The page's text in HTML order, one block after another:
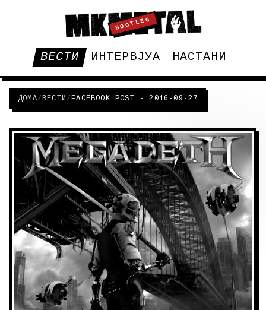
BOOTLEG
ВЕСТИ ИНТЕРВЈУА НАСТАНИ
ДОМА/ВЕСТИ /FACEBOOK POST - 2016-09-27